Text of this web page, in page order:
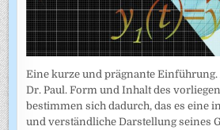
Eine kurze und prägnante
Dr. Paul. Form und Inhalt des
bestimmen sich dadurch, das es eine
und verständliche Darstellung seines